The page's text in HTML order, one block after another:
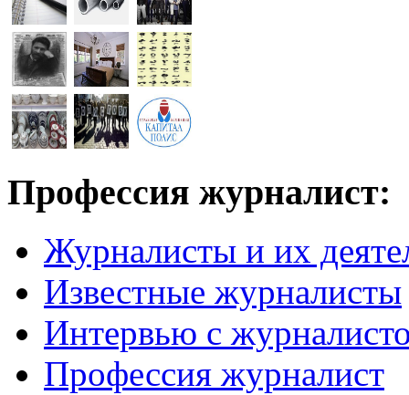
Профессия журналист:
Журналисты и их
Известные журналисты
Интервью с
Профессия журналист